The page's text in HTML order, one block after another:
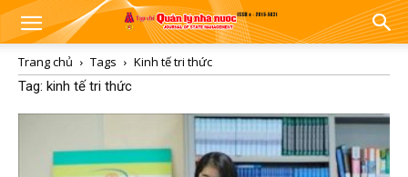
Trang chủ Tags
Kinh tế tri thức
Tag: kinh tế tri thức